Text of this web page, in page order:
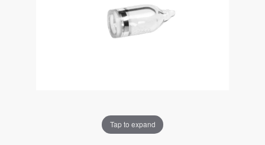
Tap to expand